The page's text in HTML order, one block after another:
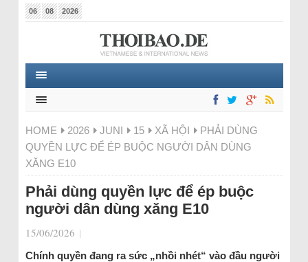
06 08 2026
HOME 2026 JUNI 15 XÃ HỘI
PHẢI DÙNG
QUYỀN LỰC ĐỂ ÉP BUỘC NGƯỜI DÂN DÙNG
XĂNG E10
Phải dùng quyền lực để ép buộc
người dân dùng xăng E10
15/06/2026 |
Chính quyền đang ra sức „nhồi nhét“ vào đầu người